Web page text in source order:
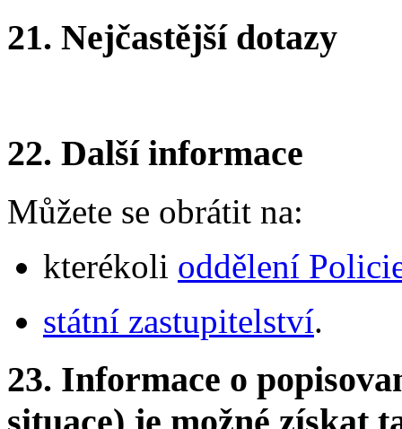
21. Nejčastější dotazy
22. Další informace
Můžete se obrátit na:
kterékoli oddělení
státní zastupitelství.
23. Informace o